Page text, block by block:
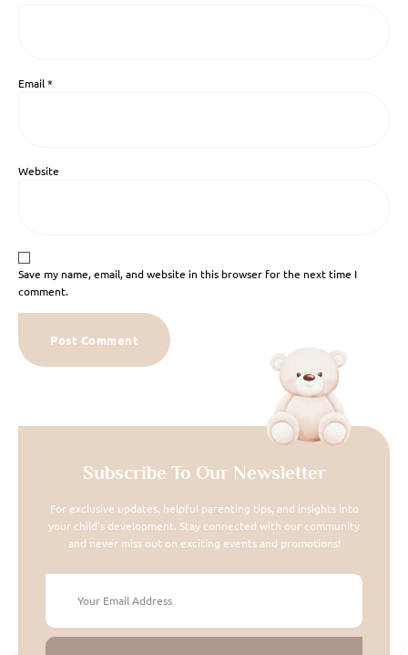
Email*
Website
Save my name, email, and website in this browser for the next time I
comment.
Subscribe To Our Newsletter
For exclusive updates, helpful parenting tips, and insights into
your child's development. Stay connected with our community
and never miss out on exciting events and promotions!